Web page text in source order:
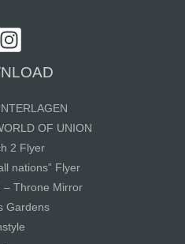
OF UNION
2 Flyer
nations” Flyer
– Throne Mirror
Gardens